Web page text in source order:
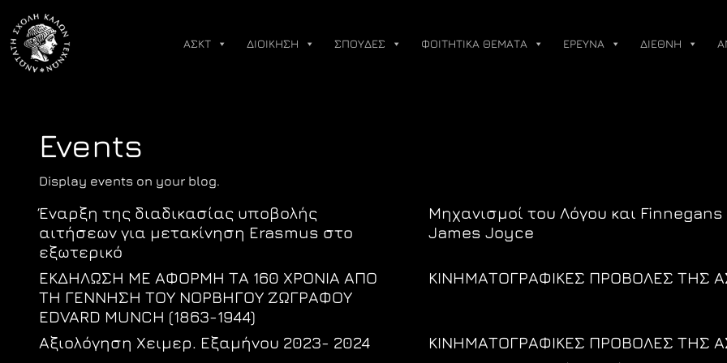
content
ΑΣΚΤ ΔΙΟΙΚΗΣΗ ΣΠΟΥΔΕΣ ΦΟΙΤΗΤΙΚΑ ΘΕΜΑΤΑ ΕΡΕΥΝΑ ΔΙΕΘΝΗ
Events
Display events on your blog.
Έναρξη της διαδικασίας υποβολής
αιτήσεων για μετακίνηση Erasmus στο
εξωτερικό
Μηχανισμοί του Λόγου και Finnegans
James Joyce
ΕΚΔΗΛΩΣΗ ΜΕ ΑΦΟΡΜΗ ΤΑ 160 ΧΡΟΝΙΑ ΑΠΟ
ΤΗ ΓΕΝΝΗΣΗ ΤΟΥ ΝΟΡΒΗΓΟΥ ΖΩΓΡΑΦΟΥ
EDVARD MUNCH (1863-1944)
ΚΙΝΗΜΑΤΟΓΡΑΦΙΚΕΣ ΠΡΟΒΟΛΕΣ ΤΗΣ
Αξιολόγηση Χειμερ. Εξαμήνου 2023- 2024
ΚΙΝΗΜΑΤΟΓΡΑΦΙΚΕΣ ΠΡΟΒΟΛΕΣ ΤΗΣ